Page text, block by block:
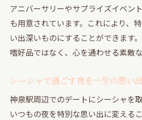
アニバーサリーやサプライズイベン
も用意されています。これにより、
い出深いものにすることができます
嗜好品ではなく、心を通わせる素敵な
シーシャで過ごす夜を一生の思い
神泉駅周辺でのデートにシーシャを
いつもの夜を特別な思い出に変える